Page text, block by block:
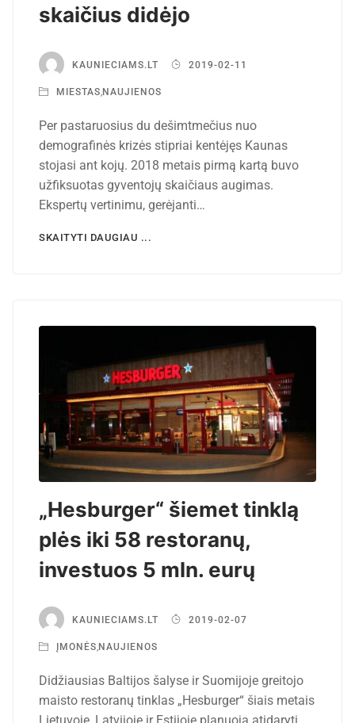
skaičius didėjo
KAUNIECIAMS.LT 2019-02-11
MIESTAS,NAUJIENOS
Per pastaruosius du dešimtmečius nuo
demografinės krizės stipriai kentėjęs Kaunas
stojasi ant kojų. 2018 metais pirmą kartą buvo
užfiksuotas gyventojų skaičiaus augimas.
Ekspertų vertinimu, gerėjanti…
SKAITYTI DAUGIAU ...
„Hesburger“ šiemet tinklą
plės iki 58 restoranų,
investuos 5 mln. eurų
KAUNIECIAMS.LT 2019-02-07
ĮMONĖS,NAUJIENOS
Didžiausias Baltijos šalyse ir Suomijoje greitojo
maisto restoranų tinklas „Hesburger“ šiais metais